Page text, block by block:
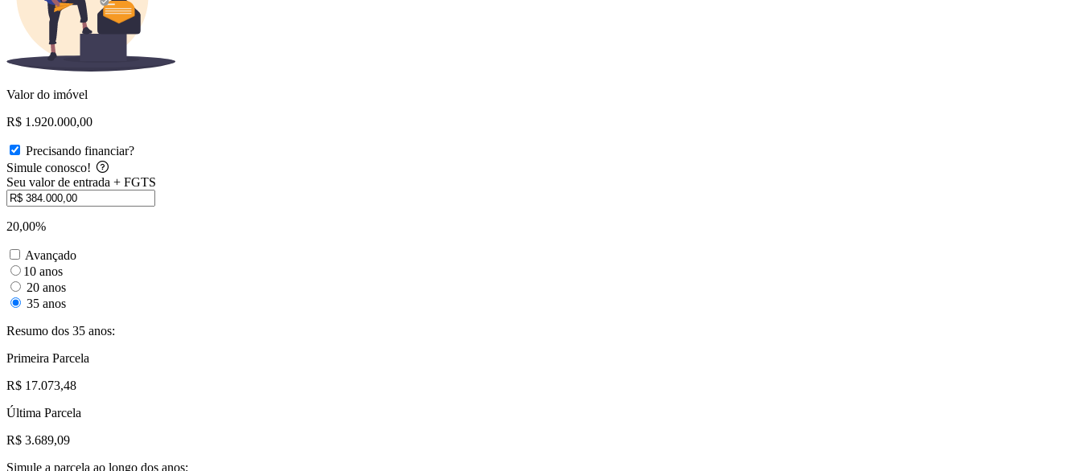
Valor do imóvel
R$ 1.920.000,00
Precisando financiar?
Simule conosco!
Seu valor de entrada + FGTS
20,00%
Avançado
10 anos
20 anos
35 anos
Resumo dos 35 anos:
Primeira Parcela
R$ 17.073,48
Última Parcela
R$ 3.689,09
Simule a parcela ao longo dos anos: